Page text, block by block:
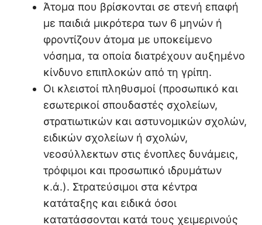
Άτομα που βρίσκονται σε στενή επαφή
με παιδιά μικρότερα των 6 μηνών ή
φροντίζουν άτομα με υποκείμενο
νόσημα, τα οποία διατρέχουν αυξημένο
κίνδυνο επιπλοκών από τη γρίπη.
Οι κλειστοί πληθυσμοί (προσωπικό και
εσωτερικοί σπουδαστές σχολείων,
στρατιωτικών και αστυνομικών σχολών,
ειδικών σχολείων ή σχολών,
νεοσύλλεκτων στις ένοπλες δυνάμεις,
τρόφιμοι και προσωπικό ιδρυμάτων
κ.ά.). Στρατεύσιμοι στα κέντρα
κατάταξης και ειδικά όσοι
κατατάσσονται κατά τους χειμερινούς